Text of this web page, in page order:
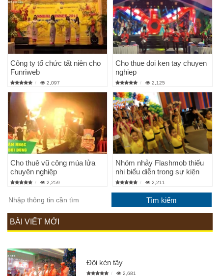
Công ty tổ chức tất niên cho
Funriweb
2,097
Cho thue doi ken tay chuyen
nghiep
2,125
Cho thuê vũ công múa lửa
chuyên nghiệp
2,259
Nhóm nhảy Flashmob thiếu
nhi biểu diễn trong sự kiện
2,211
BÀI VIẾT MỚI
Đội kèn tây
2,681